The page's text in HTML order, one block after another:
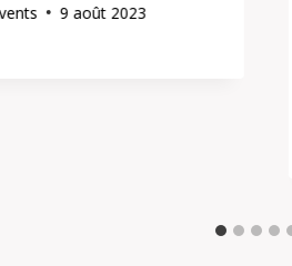
9 août 2023